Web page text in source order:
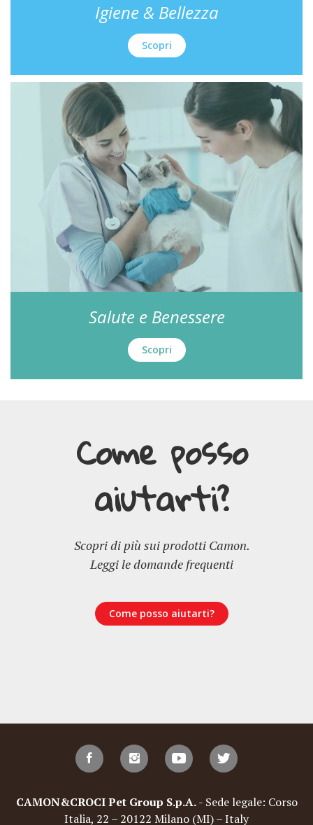
Igiene & Bellezza
Scopri
Salute e Benessere
Scopri
Come posso
aiutarti?
Scopri di più sui prodotti Camon.
Leggi le domande frequenti
Come posso aiutarti?
CAMON&CROCI Pet Group S.p.A.- Sede legale: Corso
Italia, 22 – 20122 Milano (MI) – Italy